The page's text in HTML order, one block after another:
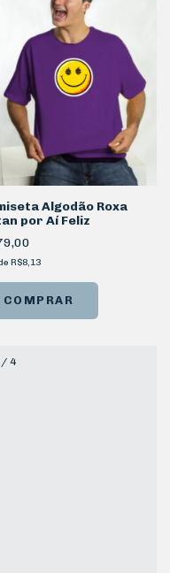
Algodão Roxa
por Aí Feliz
R$8,13
COMPRAR
4